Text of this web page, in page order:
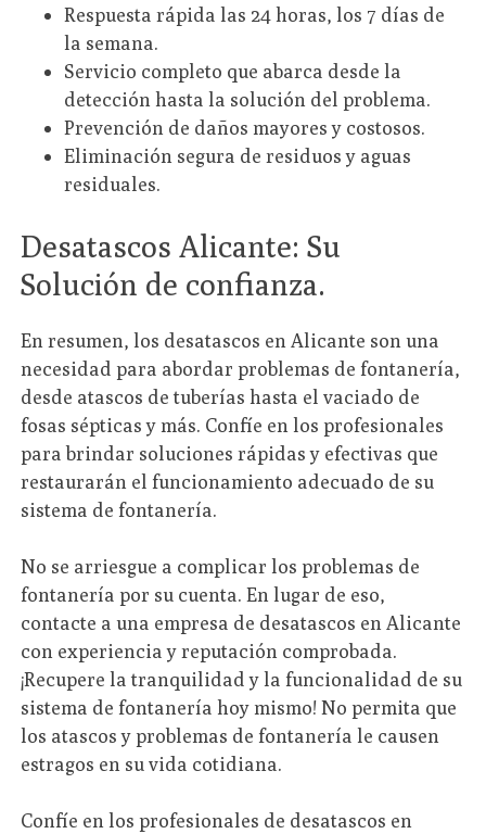
Respuesta rápida las 24 horas, los 7 días de
la semana.
Servicio completo que abarca desde la
detección hasta la solución del problema.
Prevención de daños mayores y costosos.
Eliminación segura de residuos y aguas
residuales.
Desatascos Alicante: Su
Solución de confianza.
En resumen, los desatascos en Alicante son una
necesidad para abordar problemas de fontanería,
desde atascos de tuberías hasta el vaciado de
fosas sépticas y más. Confíe en los profesionales
para brindar soluciones rápidas y efectivas que
restaurarán el funcionamiento adecuado de su
sistema de fontanería.
No se arriesgue a complicar los problemas de
fontanería por su cuenta. En lugar de eso,
contacte a una empresa de desatascos en Alicante
con experiencia y reputación comprobada.
¡Recupere la tranquilidad y la funcionalidad de su
sistema de fontanería hoy mismo! No permita que
los atascos y problemas de fontanería le causen
estragos en su vida cotidiana.
Confíe en los profesionales de desatascos en